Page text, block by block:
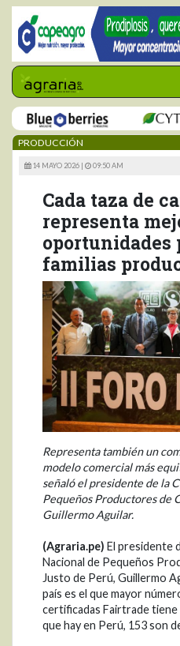
PRODUCCIÓN
14 MAYO 2026 | 09:50 AM
Cada taza de
representa
oportunidades
familias
Representa también un
modelo comercial más
señaló el presidente de la
Pequeños Productores de
Guillermo Aguilar.
(Agraria.pe) El presidente
Nacional de Pequeños
Justo de Perú, Guillermo
país es el que mayor
certificadas Fairtrade tiene
que hay en Perú, 153 son